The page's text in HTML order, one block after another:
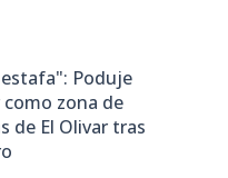
Poduje
zona de
de El Olivar tras